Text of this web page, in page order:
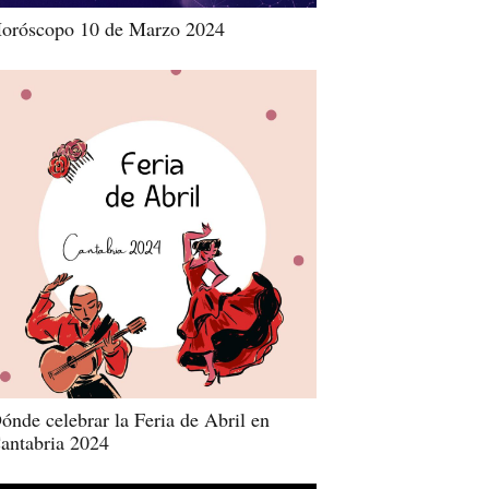
10 de Marzo 2024
celebrar la Feria de Abril en
2024